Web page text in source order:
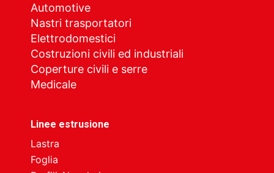
Automotive
Nastri trasportatori
Elettrodomestici
Costruzioni civili ed industriali
Coperture civili e serre
Medicale
Linee estrusione
Lastra
Foglia